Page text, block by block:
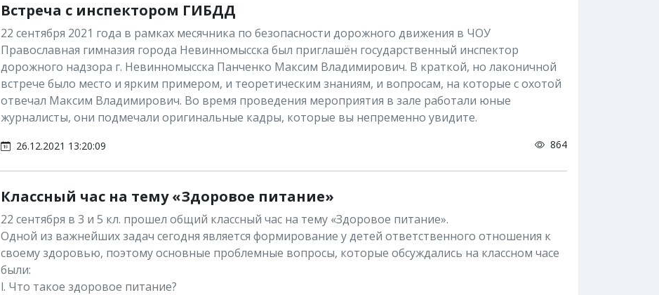
Встреча с инспектором ГИБДД
22 сентября 2021 года в рамках месячника по безопасности дорожного движения в ЧОУ
Православная гимназия города Невинномысска был приглашён государственный инспектор
дорожного надзора г. Невинномысска Панченко Максим Владимирович. В краткой, но лаконичной
встрече было место и ярким примером, и теоретическим знаниям, и вопросам, на которые с охотой
отвечал Максим Владимирович. Во время проведения мероприятия в зале работали юные
журналисты, они подмечали оригинальные кадры, которые вы непременно увидите.
26.12.2021 13:20:09 864
Классный час на тему «Здоровое питание»
22 сентября в 3 и 5 кл. прошел общий классный час на тему «Здоровое питание».
Одной из важнейших задач сегодня является формирование у детей ответственного отношения к
своему здоровью, поэтому основные проблемные вопросы, которые обсуждались на классном часе
были:
l. Что такое здоровое питание?